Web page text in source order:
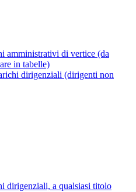
amministrativi di vertice (da
in tabelle)
dirigenziali (dirigenti non
dirigenziali, a qualsiasi titolo